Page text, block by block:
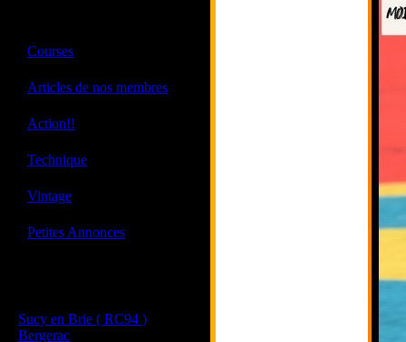
Courses
Articles de nos membres
Action!!
Technique
Vintage
Petites Annonces
Sucy en Brie ( RC94 )
Bergerac